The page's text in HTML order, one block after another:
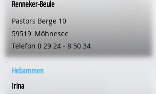
Renneker-Beule
Pastors Berge 10
59519 Möhnesee
Telefon 0 29 24 - 8 50 34
Hebammen
Irina